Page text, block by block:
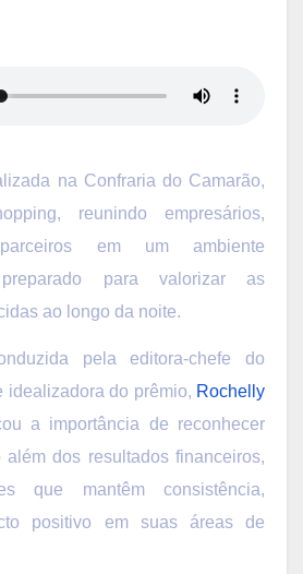
na Confraria do Camarão,
reunindo empresários,
em um ambiente
preparado para valorizar as
ao longo da noite.
pela editora-chefe do
idealizadora do prêmio, Rochelly
a importância de reconhecer
dos resultados financeiros,
que mantêm consistência,
positivo em suas áreas de